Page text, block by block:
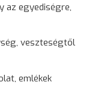
az egyediségre,
, veszteségtől
emlékek